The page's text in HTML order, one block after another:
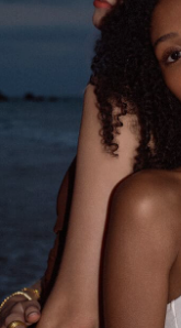
Le Collier
pour vous.
signification
Comment